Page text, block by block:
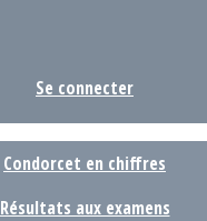
Se connecter
Condorcet en chiffres
Résultats aux examens